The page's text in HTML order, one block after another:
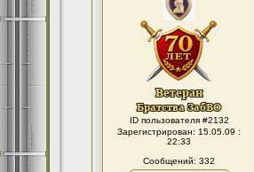
ID пользователя #2132
Зарегистрирован: 15.05.09 :
22:33
Сообщений: 332